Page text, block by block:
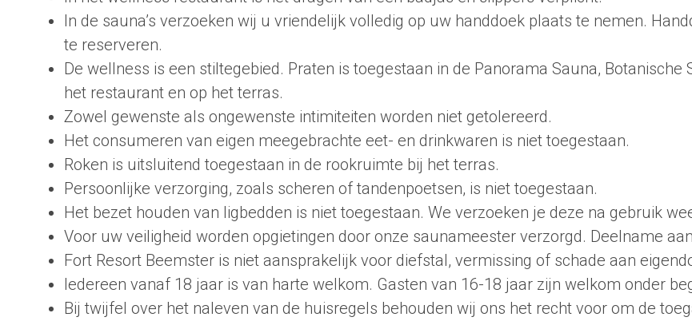
In de sauna’s verzoeken wij u vriendelijk volledig op uw handdoek plaats te nemen.
te reserveren.
De wellness is een stiltegebied. Praten is toegestaan in de Panorama Sauna,
het restaurant en op het terras.
Zowel gewenste als ongewenste intimiteiten worden niet getolereerd.
Het consumeren van eigen meegebrachte eet- en drinkwaren is niet toegestaan.
Roken is uitsluitend toegestaan in de rookruimte bij het terras.
Persoonlijke verzorging, zoals scheren of tandenpoetsen, is niet toegestaan.
Het bezet houden van ligbedden is niet toegestaan. We verzoeken je deze na gebruik
Voor uw veiligheid worden opgietingen door onze saunameester verzorgd. Deelname
Fort Resort Beemster is niet aansprakelijk voor diefstal, vermissing of schade aan
Iedereen vanaf 18 jaar is van harte welkom. Gasten van 16-18 jaar zijn welkom onder
Bij twijfel over het naleven van de huisregels behouden wij ons het recht voor om de